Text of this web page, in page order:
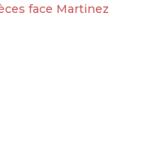
face Martinez